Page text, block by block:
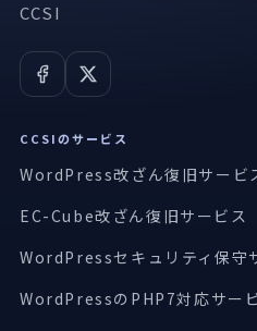
CCSI
CCSIのサービス
WordPress改ざん復旧サービ
EC-Cube改ざん復旧サービス
WordPressセキュリティ保守
WordPressのPHP7対応サー